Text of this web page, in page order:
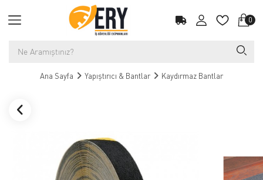
0
Ana Sayfa Yapıştırıcı & Bantlar Kaydırmaz Bantlar